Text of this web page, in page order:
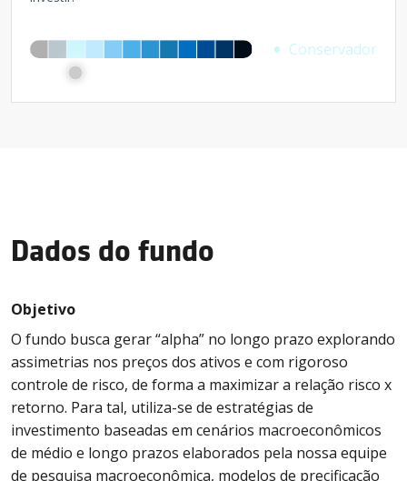
Conservador
Dados do fundo
Objetivo
O fundo busca gerar “alpha” no longo prazo explorando
assimetrias nos preços dos ativos e com rigoroso
controle de risco, de forma a maximizar a relação risco x
retorno. Para tal, utiliza-se de estratégias de
investimento baseadas em cenários macroeconômicos
de médio e longo prazos elaborados pela nossa equipe
de pesquisa macroeconômica, modelos de precificação